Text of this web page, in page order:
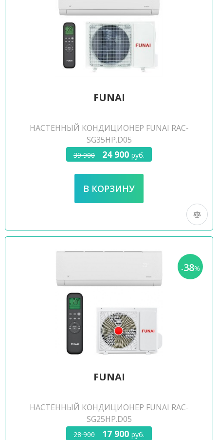
FUNAI
НАСТЕННЫЙ КОНДИЦИОНЕР FUNAI RAC-
SG35HP.D05
39 900 24 900 руб.
-38%
FUNAI
НАСТЕННЫЙ КОНДИЦИОНЕР FUNAI RAC-
SG25HP.D05
28 900 17 900 руб.